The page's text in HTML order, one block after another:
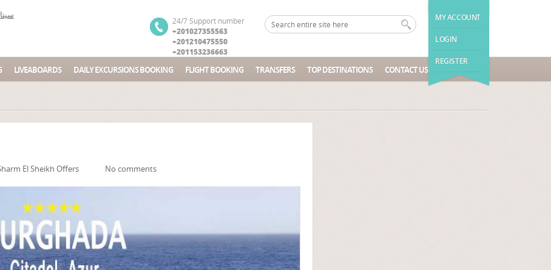
MY ACCOUNT
LOGIN
REGISTER
24/7 Support number
+201027355563
+201210475550
+201153236663
LIVEABOARDS DAILY EXCURSIONS BOOKING FLIGHT BOOKING TRANSFERS TOP DESTINATIONS CONTACT US
El Sheikh Offers No comments